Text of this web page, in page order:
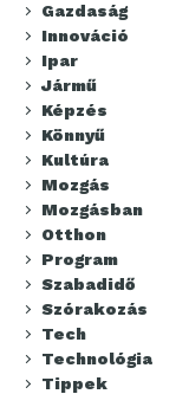
Gazdaság
Innováció
Ipar
Jármű
Képzés
Könnyű
Kultúra
Mozgás
Mozgásban
Otthon
Program
Szabadidő
Szórakozás
Tech
Technológia
Tippek